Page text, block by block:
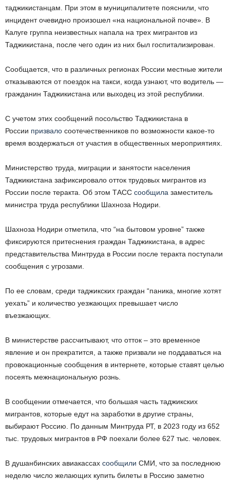
таджикистанцам. При этом в муниципалитете пояснили, что
инцидент очевидно произошел «на национальной почве». В
Калуге группа неизвестных напала на трех мигрантов из
Таджикистана, после чего один из них был госпитализирован.
Сообщается, что в различных регионах России местные жители
отказываются от поездок на такси, когда узнают, что водитель —
гражданин Таджикистана или выходец из этой республики.
С учетом этих сообщений посольство Таджикистана в
России призвало соотечественников по возможности какое-то
время воздержаться от участия в общественных мероприятиях.
Министерство труда, миграции и занятости населения
Таджикистана зафиксировало отток трудовых мигрантов из
России после теракта. Об этом ТАСС сообщила заместитель
министра труда республики Шахноза Нодири.
Шахноза Нодири отметила, что “на бытовом уровне” также
фиксируются притеснения граждан Таджикистана, в адрес
представительства Минтруда в России после теракта поступали
сообщения с угрозами.
По ее словам, среди таджикских граждан “паника, многие хотят
уехать” и количество уезжающих превышает число
въезжающих.
В министерстве рассчитывают, что отток – это временное
явление и он прекратится, а также призвали не поддаваться на
провокационные сообщения в интернете, которые ставят целью
посеять межнациональную рознь.
В сообщении отмечается, что большая часть таджикских
мигрантов, которые едут на заработки в другие страны,
выбирают Россию. По данным Минтруда РТ, в 2023 году из 652
тыс. трудовых мигрантов в РФ поехали более 627 тыс. человек.
В душанбинских авиакассах сообщили СМИ, что за последнюю
неделю число желающих купить билеты в Россию заметно